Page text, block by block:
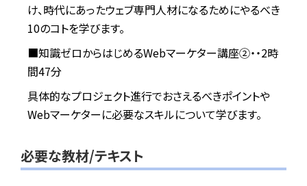
け、時代にあったウェブ専門人材になるためにやるべき
10のコトを学びます。
■知識ゼロからはじめるWebマーケター講座②・・2時
間47分
具体的なプロジェクト進行でおさえるべきポイントや
Webマーケターに必要なスキルについて学びます。
必要な教材/テキスト